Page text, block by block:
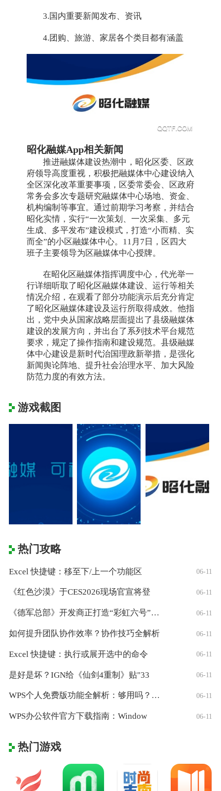
3.国内重要新闻发布、资讯
4.团购、旅游、家居各个类目都有涵盖
昭化融媒App相关新闻
推进融媒体建设热潮中，昭化区委、区政
府领导高度重视，积极把融媒体中心建设纳入
全区深化改革重要事项，区委常委会、区政府
常务会多次专题研究融媒体中心场地、资金、
机构编制等事宜。通过前期学习考察，并结合
昭化实情，实行“一次策划、一次采集、多元
生成、多平发布”建设模式，打造“小而精、实
而全”的小区融媒体中心。11月7日，区四大
班子主要领导为区融媒体中心授牌。
在昭化区融媒体指挥调度中心，代光举一
行详细听取了昭化区融媒体建设、运行等相关
情况介绍，在观看了部分功能演示后充分肯定
了昭化区融媒体建设及运行所取得成效。他指
出，党中央从国家战略层面提出了县级融媒体
建设的发展方向，并出台了系列技术平台规范
要求，规定了操作指南和建设规范。县级融媒
体中心建设是新时代治国理政新举措，是强化
新闻舆论阵地、提升社会治理水平、加大风险
防范力度的有效方法。
游戏截图
热门攻略
Excel 快捷键：移至下/上一个功能区 06-11
《红色沙漠》于CES2026现场官宣将登 06-11
《德军总部》开发商正打造“彩虹六号”风格 06-11
如何提升团队协作效率？协作技巧全解析 06-11
Excel 快捷键：执行或展开选中的命令 06-11
是好是坏？IGN给《仙剑4重制》贴"33 06-11
WPS个人免费版功能全解析：够用吗？适合 06-11
WPS办公软件官方下载指南：Window 06-11
热门游戏